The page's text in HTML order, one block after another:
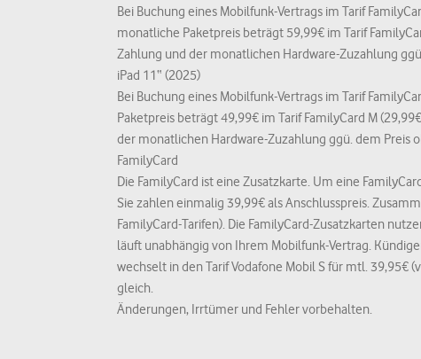
Bei Buchung eines Mobilfunk-Vertrags im Tarif
monatliche Paketpreis beträgt 59,99€ im Tarif
Zahlung und der monatlichen Hardware-Zuzahlung
iPad 11“ (2025)
Bei Buchung eines Mobilfunk-Vertrags im Tarif
Paketpreis beträgt 49,99€ im Tarif FamilyCard M
der monatlichen Hardware-Zuzahlung ggü. dem Preis
FamilyCard
Die FamilyCard ist eine Zusatzkarte. Um eine
Sie zahlen einmalig 39,99€ als Anschlusspreis.
FamilyCard-Tarifen). Die FamilyCard-Zusatzkarten
läuft unabhängig von Ihrem Mobilfunk-Vertrag.
wechselt in den Tarif Vodafone Mobil S für mtl. 39,95€
gleich.
Änderungen, Irrtümer und Fehler vorbehalten.